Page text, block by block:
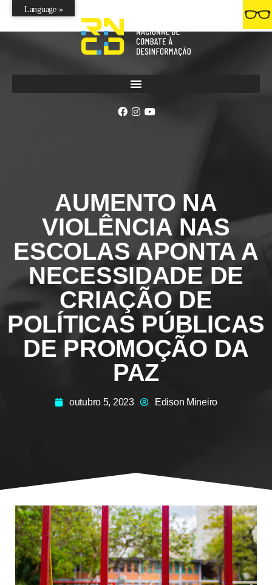
AUMENTO NA
VIOLÊNCIA NAS
ESCOLAS APONTA A
NECESSIDADE DE
CRIAÇÃO DE
POLÍTICAS PÚBLICAS
DE PROMOÇÃO DA
PAZ
outubro 5, 2023 Edison Mineiro
Language »